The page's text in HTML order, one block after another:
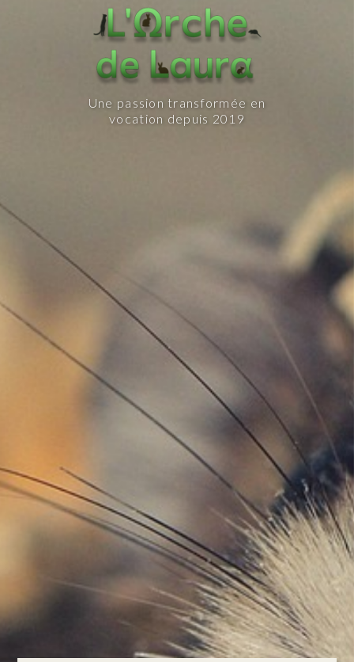
Une passion transformée en
vocation depuis 2019